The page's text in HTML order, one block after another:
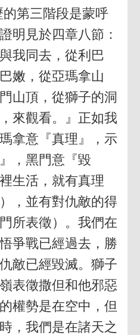
第三階段是蒙呼
明見於四章八節：
我同去，從利巴
嫩，從亞瑪拿山
山頂，從獅子的洞
來觀看。』正如我
拿意『真理』，示
，黑門意『毀
生活，就有真理
，並有對仇敵的得
所表徵）。我們在
爭戰已經過去，勝
敵已經毀滅。獅子
表徵撒但和他邪惡
權勢是在空中，但
，我們是在諸天之